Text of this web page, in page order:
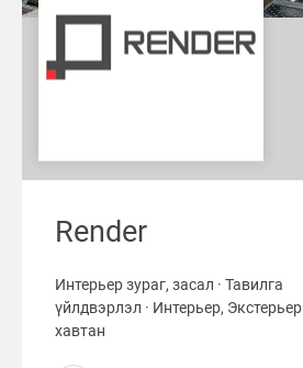
Render
Интерьер зураг, засал · Тавилга
үйлдвэрлэл · Интерьер, Экстерьер
хавтан